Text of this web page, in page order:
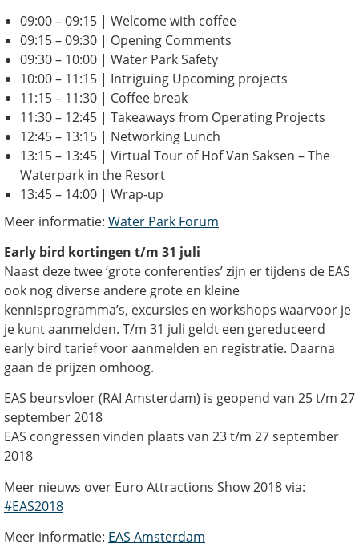
09:00 – 09:15 | Welcome with coffee
09:15 – 09:30 | Opening Comments
09:30 – 10:00 | Water Park Safety
10:00 – 11:15 | Intriguing Upcoming projects
11:15 – 11:30 | Coffee break
11:30 – 12:45 | Takeaways from Operating Projects
12:45 – 13:15 | Networking Lunch
13:15 – 13:45 | Virtual Tour of Hof Van Saksen – The
Waterpark in the Resort
13:45 – 14:00 | Wrap-up
Meer informatie: Water Park Forum
Early bird kortingen t/m 31 juli
Naast deze twee ‘grote conferenties’ zijn er tijdens de EAS
ook nog diverse andere grote en kleine
kennisprogramma’s, excursies en workshops waarvoor je
je kunt aanmelden. T/m 31 juli geldt een gereduceerd
early bird tarief voor aanmelden en registratie. Daarna
gaan de prijzen omhoog.
EAS beursvloer (RAI Amsterdam) is geopend van 25 t/m 27
september 2018
EAS congressen vinden plaats van 23 t/m 27 september
2018
Meer nieuws over Euro Attractions Show 2018 via:
#EAS2018
Meer informatie: EAS Amsterdam